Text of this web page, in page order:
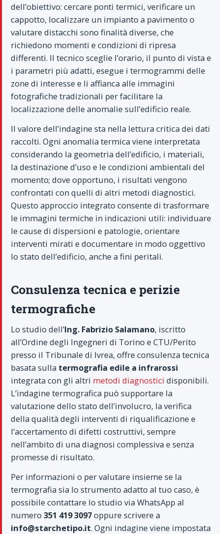
dell’obiettivo: cercare ponti termici, verificare un
cappotto, localizzare un impianto a pavimento o
valutare distacchi sono finalità diverse, che
richiedono momenti e condizioni di ripresa
differenti. Il tecnico sceglie l’orario, il punto di vista e
i parametri più adatti, esegue i termogrammi delle
zone di interesse e li affianca alle immagini
fotografiche tradizionali per facilitare la
localizzazione delle anomalie sull’edificio reale.
Il valore dell’indagine sta nella lettura critica dei dati
raccolti. Ogni anomalia termica viene interpretata
considerando la geometria dell’edificio, i materiali,
la destinazione d’uso e le condizioni ambientali del
momento; dove opportuno, i risultati vengono
confrontati con quelli di altri metodi diagnostici.
Questo approccio integrato consente di trasformare
le immagini termiche in indicazioni utili: individuare
le cause di dispersioni e patologie, orientare
interventi mirati e documentare in modo oggettivo
lo stato dell’edificio, anche a fini peritali.
Consulenza tecnica e perizie
termografiche
Lo studio dell’Ing. Fabrizio Salamano, iscritto
all’Ordine degli Ingegneri di Torino e CTU/Perito
presso il Tribunale di Ivrea, offre consulenza tecnica
basata sulla termografia edile a infrarossi
integrata con gli altri metodi diagnostici disponibili.
L’indagine termografica può supportare la
valutazione dello stato dell’involucro, la verifica
della qualità degli interventi di riqualificazione e
l’accertamento di difetti costruttivi, sempre
nell’ambito di una diagnosi complessiva e senza
promesse di risultato.
Per informazioni o per valutare insieme se la
termografia sia lo strumento adatto al tuo caso, è
possibile contattare lo studio via WhatsApp al
numero 351 419 3097oppure scrivere a
info@starchetipo.it. Ogni indagine viene impostata